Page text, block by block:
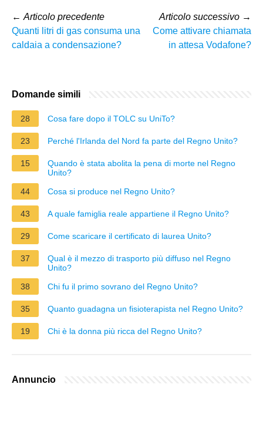
← Articolo precedente
Quanti litri di gas consuma una
caldaia a condensazione?
Articolo successivo →
Come attivare chiamata
in attesa Vodafone?
Domande simili
28 Cosa fare dopo il TOLC su UniTo?
23 Perché l'Irlanda del Nord fa parte del Regno Unito?
15
Quando è stata abolita la pena di morte nel Regno
Unito?
44
Cosa si produce nel Regno Unito?
43 A quale famiglia reale appartiene il Regno Unito?
29 Come scaricare il certificato di laurea Unito?
37
Qual è il mezzo di trasporto più diffuso nel Regno
Unito?
38
Chi fu il primo sovrano del Regno Unito?
35 Quanto guadagna un fisioterapista nel Regno Unito?
19 Chi è la donna più ricca del Regno Unito?
Annuncio